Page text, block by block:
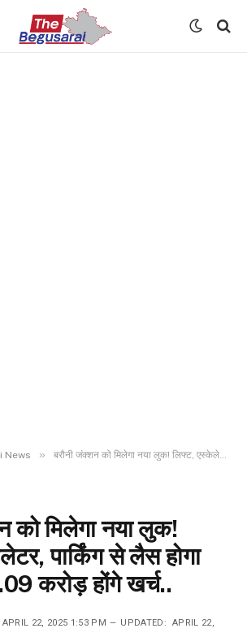
News » बरौनी जंक्शन को मिलेगा नया लुक! लिफ्ट, एस्केलेटर, पार्किंग से लैस होगा परिसर; ₹98.09 करोड़ होंगे खर्च..
को मिलेगा नया लुक!
पार्किंग से लैस होगा
करोड़ होंगे खर्च..
APRIL 22, 2025 1:53 PM UPDATED: APRIL 22,